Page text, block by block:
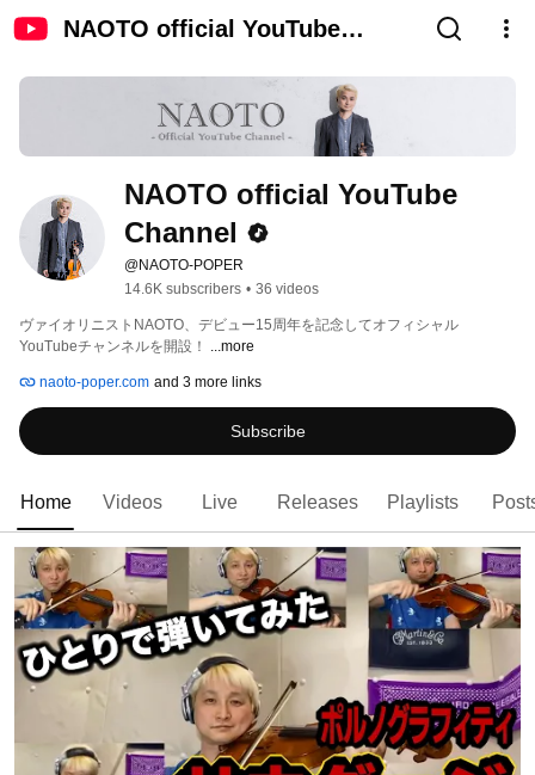
NAOTO official YouTube
NAOTO official YouTube
Channel
@NAOTO-POPER
14.6K subscribers • 36 videos
ヴァイオリニストNAOTO、デビュー15周年を記念してオフィシャル
YouTubeチャンネルを開設！ ...more
naoto-poper.com and 3 more links
Subscribe
Home Videos Live Releases Playlists